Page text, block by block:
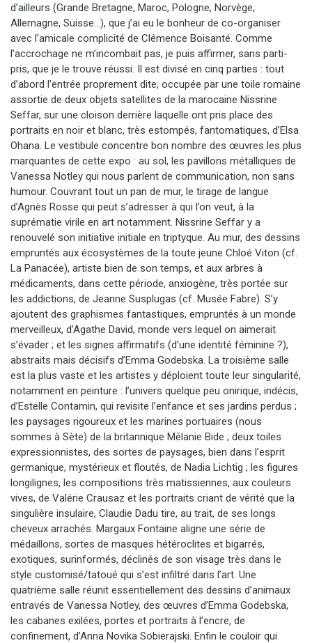
d’ailleurs (Grande Bretagne, Maroc, Pologne, Norvège,
Allemagne, Suisse…), que j’ai eu le bonheur de co-organiser
avec l’amicale complicité de Clémence Boisanté. Comme
l’accrochage ne m’incombait pas, je puis affirmer, sans parti-
pris, que je le trouve réussi. Il est divisé en cinq parties : tout
d’abord l’entrée proprement dite, occupée par une toile romaine
assortie de deux objets satellites de la marocaine Nissrine
Seffar, sur une cloison derrière laquelle ont pris place des
portraits en noir et blanc, très estompés, fantomatiques, d’Elsa
Ohana. Le vestibule concentre bon nombre des œuvres les plus
marquantes de cette expo : au sol, les pavillons métalliques de
Vanessa Notley qui nous parlent de communication, non sans
humour. Couvrant tout un pan de mur, le tirage de langue
d’Agnès Rosse qui peut s’adresser à qui l’on veut, à la
suprématie virile en art notamment. Nissrine Seffar y a
renouvelé son initiative initiale en triptyque. Au mur, des dessins
empruntés aux écosystèmes de la toute jeune Chloé Viton (cf.
La Panacée), artiste bien de son temps, et aux arbres à
médicaments, dans cette période, anxiogène, très portée sur
les addictions, de Jeanne Susplugas (cf. Musée Fabre). S’y
ajoutent des graphismes fantastiques, empruntés à un monde
merveilleux, d’Agathe David, monde vers lequel on aimerait
s’évader ; et les signes affirmatifs (d’une identité féminine ?),
abstraits mais décisifs d’Emma Godebska. La troisième salle
est la plus vaste et les artistes y déploient toute leur singularité,
notamment en peinture : l’univers quelque peu onirique, indécis,
d’Estelle Contamin, qui revisite l’enfance et ses jardins perdus ;
les paysages rigoureux et les marines portuaires (nous
sommes à Sète) de la britannique Mélanie Bide ; deux toiles
expressionnistes, des sortes de paysages, bien dans l’esprit
germanique, mystérieux et floutés, de Nadia Lichtig ; les figures
longilignes, les compositions très matissiennes, aux couleurs
vives, de Valérie Crausaz et les portraits criant de vérité que la
singulière insulaire, Claudie Dadu tire, au trait, de ses longs
cheveux arrachés. Margaux Fontaine aligne une série de
médaillons, sortes de masques hétéroclites et bigarrés,
exotiques, surinformés, déclinés de son visage très dans le
style customisé/tatoué qui s’est infiltré dans l’art. Une
quatrième salle réunit essentiellement des dessins d’animaux
entravés de Vanessa Notley, des œuvres d’Emma Godebska,
les cabanes exilées, portes et portraits à l’encre, de
confinement, d’Anna Novika Sobierajski. Enfin le couloir qui